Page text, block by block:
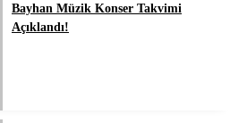
Bayhan Müzik Konser Takvimi
Açıklandı!